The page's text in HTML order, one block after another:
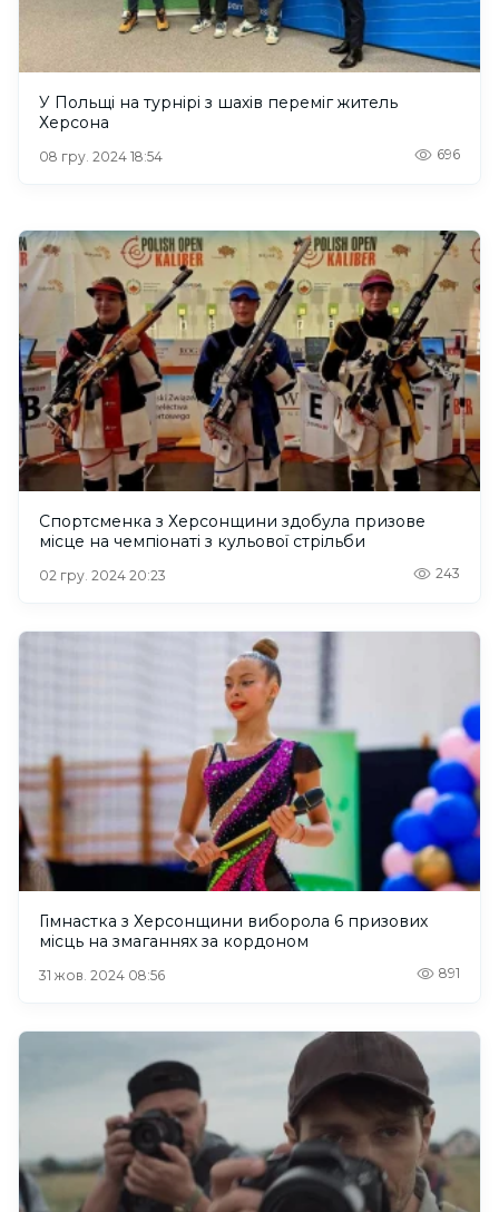
У Польщі на турнірі з шахів переміг житель
Херсона
08 гру. 2024 18:54 696
Спортсменка з Херсонщини здобула призове
місце на чемпіонаті з кульової стрільби
02 гру. 2024 20:23 243
Гімнастка з Херсонщини виборола 6 призових
місць на змаганнях за кордоном
31 жов. 2024 08:56 891